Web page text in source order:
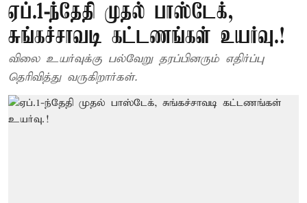
ஏப்.1-ந்தேதி முதல் பாஸ்டேக்,
சுங்கச்சாவடி கட்டணங்கள் உயர்வு.!
விலை உயர்வுக்கு பல்வேறு தரப்பினரும் எதிர்ப்பு
தெரிவித்து வருகிறார்கள்.